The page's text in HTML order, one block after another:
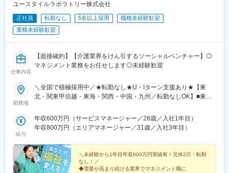
■会社
1979年創業。歯科医療情報システムの研究開発から販売、導入・
保守までを一貫して手掛けるソフトウェアメーカーです。
全国約6.7万件の歯科医院を対象とした、安定性と成長性のあるマ
ーケットで活躍できます。
変更の範囲：会社の定める業務
ユースタイルラボラトリー株式会社
正社員 転勤なし 5名以上採用
職種未経験歓迎
業種未経験歓迎
仕事内容
【面接確約】【介護業界をけん引するソーシャルベンチャー】◎
マネジメント業務をお任せします◎未経験歓迎
勤務地
＼全国で積極採用中／★転勤なし★U・Iターン支援あり★【東
北・関東甲信越・東海・関西・中国・九州／転勤なしOK】■東北
木、群馬、埼玉、千葉、東京、神奈川、新潟、富山、山梨、長野■
東海／岐阜、静岡、愛知、三重■関西／滋賀、京都、大阪、兵庫、
媛、高知■九州／福岡、佐賀、長崎、熊本、大分、宮崎、鹿児島、
沖縄★【エリア勤務希望・移住希望の方優遇】：サポート制度も
充実していますので、現在のお住まいに関わらずご希望をお知ら
せください！☆『寮費無料プラン』あり（規定有）：下記勤務地
給与
年収600万円（サービスマネージャー／28歳／入社1年目）
年収800万円（エリアマネージャー／31歳／入社3年目）
＼未経験から1年目年収600万円実績有！完休2日・転勤
なし！／
◆需要が高まり続ける業界でマネジメント職に